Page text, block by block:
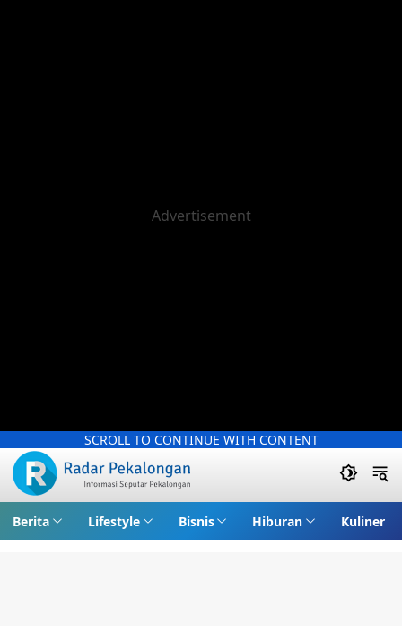
SCROLL TO CONTINUE WITH CONTENT
Berita Lifestyle Bisnis Hiburan Kuliner